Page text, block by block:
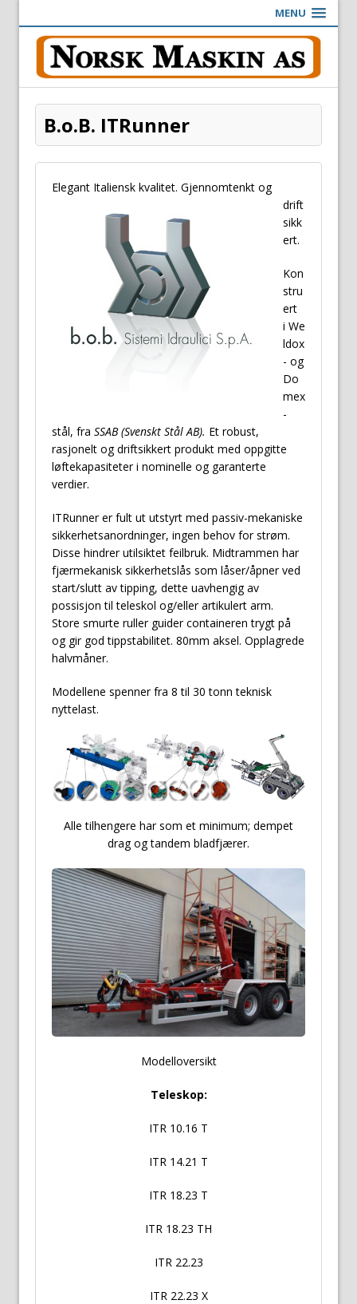
MENU
B.o.B. ITRunner
Elegant Italiensk kvalitet. Gjennomtenkt og
drift
sikk
ert.
Kon
stru
ert
i We
ldox
- og
Do
mex
-
stål, fra SSAB (Svenskt Stål AB). Et robust,
rasjonelt og driftsikkert produkt med oppgitte
løftekapasiteter i nominelle og garanterte
verdier.
ITRunner er fult ut utstyrt med passiv-mekaniske
sikkerhetsanordninger, ingen behov for strøm.
Disse hindrer utilsiktet feilbruk. Midtrammen har
fjærmekanisk sikkerhetslås som låser/åpner ved
start/slutt av tipping, dette uavhengig av
possisjon til teleskol og/eller artikulert arm.
Store smurte ruller guider containeren trygt på
og gir god tippstabilitet. 80mm aksel. Opplagrede
halvmåner.
Modellene spenner fra 8 til 30 tonn teknisk
nyttelast.
Alle tilhengere har som et minimum; dempet
drag og tandem bladfjærer.
Modelloversikt
Teleskop:
ITR 10.16 T
ITR 14.21 T
ITR 18.23 T
ITR 18.23 TH
ITR 22.23
ITR 22.23 X